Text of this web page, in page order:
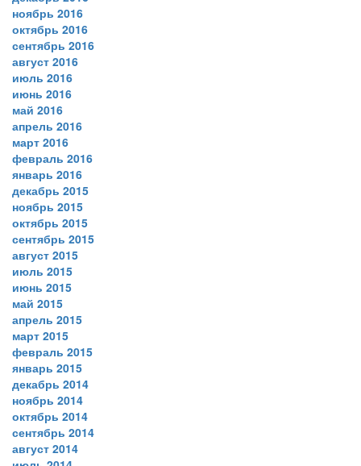
ноябрь 2016
октябрь 2016
сентябрь 2016
август 2016
июль 2016
июнь 2016
май 2016
апрель 2016
март 2016
февраль 2016
январь 2016
декабрь 2015
ноябрь 2015
октябрь 2015
сентябрь 2015
август 2015
июль 2015
июнь 2015
май 2015
апрель 2015
март 2015
февраль 2015
январь 2015
декабрь 2014
ноябрь 2014
октябрь 2014
сентябрь 2014
август 2014